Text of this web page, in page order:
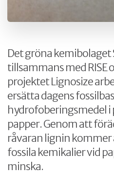
Det gröna kemibolaget
tillsammans med RISE
projektet Lignosize
ersätta dagens
hydrofoberingsmedel
papper. Genom att
råvaran lignin
fossila kemikalier vid
minska.